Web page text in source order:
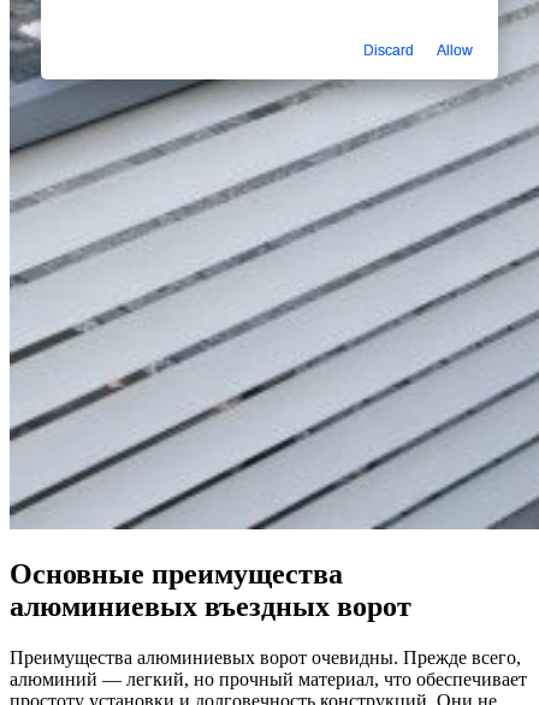
Основные преимущества
алюминиевых въездных ворот
Преимущества алюминиевых ворот очевидны. Прежде всего,
алюминий — легкий, но прочный материал, что обеспечивает
простоту установки и долговечность конструкций. Они не
Discard Allow